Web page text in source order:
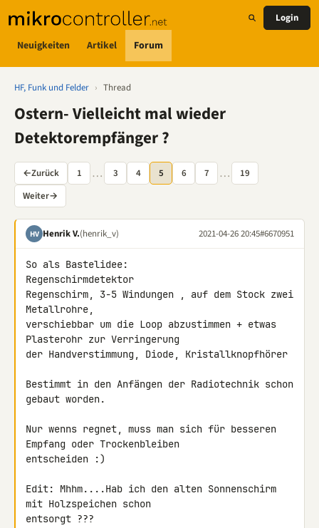
Neuigkeiten Artikel Forum
Login
HF, Funk und Felder › Thread
Ostern- Vielleicht mal wieder
Detektorempfänger ?
←Zurück 1 … 3 4 5 6 7 …
19
Weiter→
HV Henrik V.(henrik_v) 2021-04-26 20:45#6670951
So als Bastelidee:
Regenschirmdetektor
Regenschirm, 3-5 Windungen , auf dem Stock zwei
Metallrohre,
verschiebbar um die Loop abzustimmen + etwas
Plasterohr zur Verringerung
der Handverstimmung, Diode, Kristallknopfhörer
Bestimmt in den Anfängen der Radiotechnik schon
gebaut worden.
Nur wenns regnet, muss man sich für besseren
Empfang oder Trockenbleiben
entscheiden :)
Edit: Mhhm....Hab ich den alten Sonnenschirm
mit Holzspeichen schon
entsorgt ???